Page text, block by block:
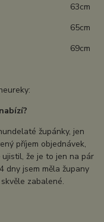
63cm
65cm
69cm
župánky, jen
příjem objednávek,
že je to jen na pár
dny jsem měla župany
zabalené.